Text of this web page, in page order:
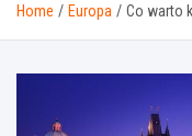
Home Europa Co warto